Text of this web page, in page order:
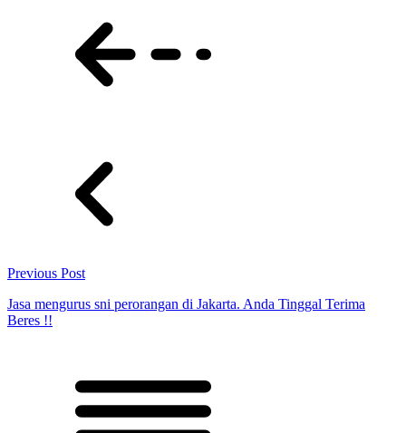
Previous Post
Jasa mengurus sni perorangan di Jakarta. Anda Tinggal Terima
Beres !!